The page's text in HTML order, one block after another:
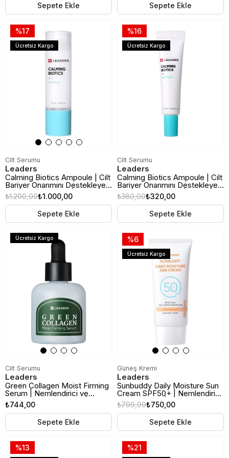
Sepete Ekle
Sepete Ekle
Cilt Serumu
Leaders
Calming Biotics Ampoule | Cilt
Bariyer Onarımını Destekleyen
Yüz Bakım Ampulü | 30ml
₺1.000,00
₺1.200,00
Sepete Ekle
%17
Ücretsiz Kargo
Cilt Serumu
Leaders
Calming Biotics Ampoule | Cilt
Bariyer Onarımını Destekleyen
Yüz Bakım Ampulü | 10ml
Seyehat Boy₺320,00
₺380,00
Sepete Ekle
%16
Ücretsiz Kargo
Cilt Serumu
Leaders
Green Collagen Moist Firming
Serum | Nemlendirici ve
Sıkılaştırıcı Cilt Serumu | 30ml
₺744,00
Sepete Ekle
Ücretsiz Kargo
Güneş Kremi
Leaders
Sunbuddy Daily Moisture Sun
Cream SPF50+ | Nemlendirici
Güneş Kremi | 50ml
₺750,00
₺799,99
Sepete Ekle
%6
Ücretsiz Kargo
%13 %21